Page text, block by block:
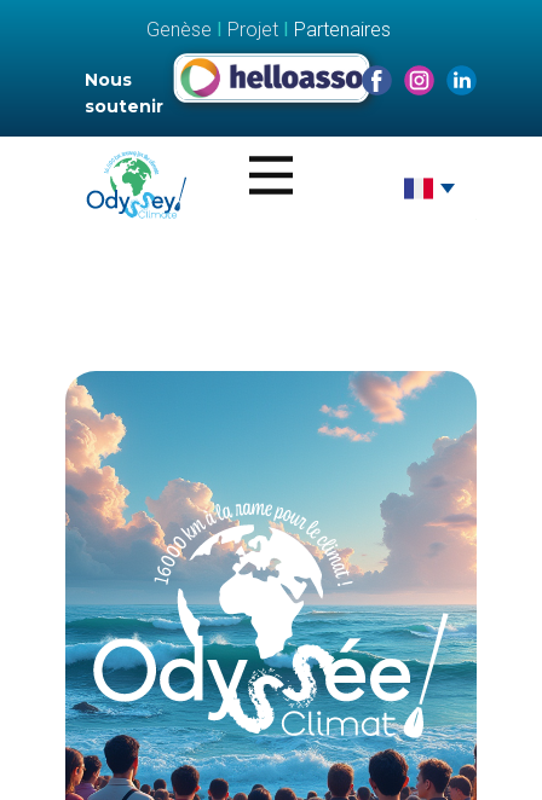
Genèse I ProjetI Partenaires
Nous
soutenir